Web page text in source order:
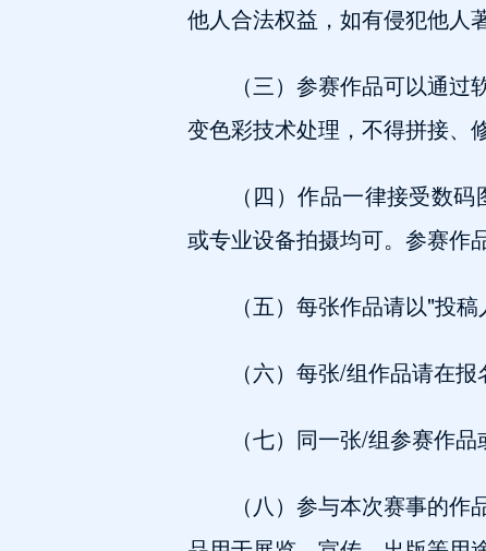
他人合法权益，如有侵犯他人
（三）参赛作品可以通
变色彩技术处理，不得拼接、
（四）作品一律接受数
或专业设备拍摄均可。参赛作
（五）每张作品请以"投
（六）每张/组作品请在
（七）同一张/组参赛作
（八）参与本次赛事的